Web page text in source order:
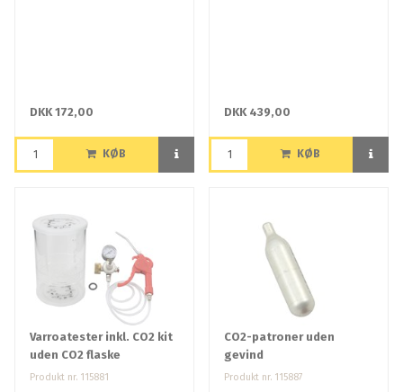
DKK 172,00
KØB
DKK 439,00
KØB
Varroatester inkl. CO2 kit
uden CO2 flaske
Produkt nr. 115881
CO2-patroner uden
gevind
Produkt nr. 115887